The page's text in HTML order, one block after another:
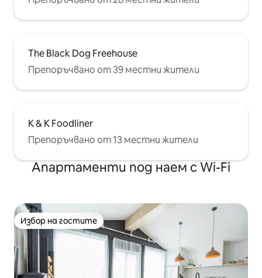
The Black Dog Freehouse
Препоръчвано от 39 местни жители
K & K Foodliner
Препоръчвано от 13 местни жители
Апартаменти под наем с Wi-Fi
Избор на гостите
Избор на гостите